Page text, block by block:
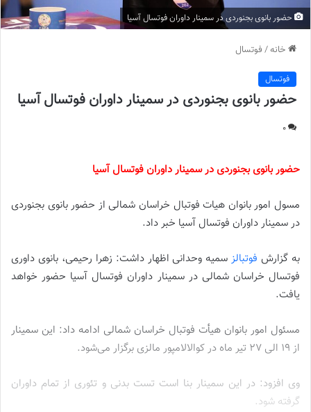
حضور بانوی بجنوردی در سمینار داوران فوتسال آسیا
خانه/ فوتسال
فوتسال
حضور بانوی بجنوردی در سمینار داوران فوتسال آسیا
0
حضور بانوی بجنوردی در سمینار داوران فوتسال آسیا
مسول امور بانوان هیات فوتبال خراسان شمالی از حضور بانوی بجنوردی
در سمینار داوران فوتسال آسیا خبر داد.
به گزارش فوتبالزسمیه وحدانی اظهار داشت: زهرا رحیمی، بانوی داوری
فوتسال خراسان شمالی در سمینار داوران فوتسال آسیا حضور خواهد
یافت.
مسئول امور بانوان هیأت فوتبال خراسان شمالی ادامه داد: این سمینار
از ۱۹ الی ۲۷ تیر ماه در کوالالامپور مالزی برگزار می‌شود.
وی افزود: در این سمینار بنا است تست بدنی و تئوری از تمام داوران
گرفته شود.